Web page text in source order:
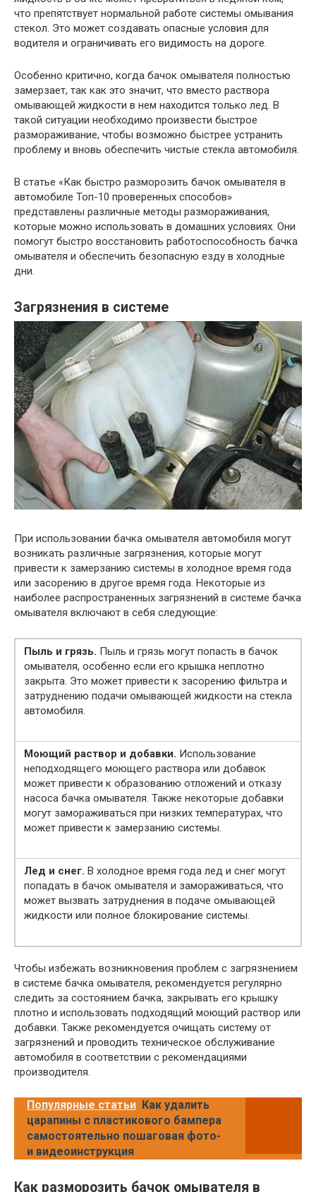
что препятствует нормальной работе системы омывания
стекол. Это может создавать опасные условия для
водителя и ограничивать его видимость на дороге.
Особенно критично, когда бачок омывателя полностью
замерзает, так как это значит, что вместо раствора
омывающей жидкости в нем находится только лед. В
такой ситуации необходимо произвести быстрое
размораживание, чтобы возможно быстрее устранить
проблему и вновь обеспечить чистые стекла автомобиля.
В статье «Как быстро разморозить бачок омывателя в
автомобиле Топ-10 проверенных способов»
представлены различные методы размораживания,
которые можно использовать в домашних условиях. Они
помогут быстро восстановить работоспособность бачка
омывателя и обеспечить безопасную езду в холодные
дни.
Загрязнения в системе
При использовании бачка омывателя автомобиля могут
возникать различные загрязнения, которые могут
привести к замерзанию системы в холодное время года
или засорению в другое время года. Некоторые из
наиболее распространенных загрязнений в системе бачка
омывателя включают в себя следующие:
Пыль и грязь. Пыль и грязь могут попасть в бачок
омывателя, особенно если его крышка неплотно
закрыта. Это может привести к засорению фильтра и
затруднению подачи омывающей жидкости на стекла
автомобиля.
Моющий раствор и добавки. Использование
неподходящего моющего раствора или добавок
может привести к образованию отложений и отказу
насоса бачка омывателя. Также некоторые добавки
могут замораживаться при низких температурах, что
может привести к замерзанию системы.
Лед и снег. В холодное время года лед и снег могут
попадать в бачок омывателя и замораживаться, что
может вызвать затруднения в подаче омывающей
жидкости или полное блокирование системы.
Чтобы избежать возникновения проблем с загрязнением
в системе бачка омывателя, рекомендуется регулярно
следить за состоянием бачка, закрывать его крышку
плотно и использовать подходящий моющий раствор или
добавки. Также рекомендуется очищать систему от
загрязнений и проводить техническое обслуживание
автомобиля в соответствии с рекомендациями
производителя.
Популярные статьи Как удалить
царапины с пластикового бампера
самостоятельно пошаговая фото-
и видеоинструкция
Как разморозить бачок омывателя в